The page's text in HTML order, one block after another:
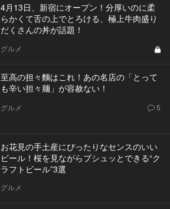
4月13日、新宿にオープン！分厚いのに柔
らかくて舌の上でとろける、極上牛肉盛り
だくさんの丼が話題！
グルメ
至高の担々麵はこれ！あの名店の「とって
も辛い担々麺」が容赦ない！
グルメ 5
お花見の手土産にぴったりなセンスのいい
ビール！桜を見ながらプシュッとできる“ク
ラフトビール”3選
グルメ